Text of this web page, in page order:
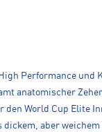
Performance und
anatomischer
den World Cup Elite
aber